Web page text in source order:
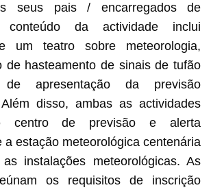
seus pais / encarregados de
conteúdo da actividade inclui
um teatro sobre meteorologia,
de hasteamento de sinais de tufão
apresentação da previsão
disso, ambas as actividades
centro de previsão e alerta
a estação meteorológica centenária
instalações meteorológicas. As
os requisitos de inscrição